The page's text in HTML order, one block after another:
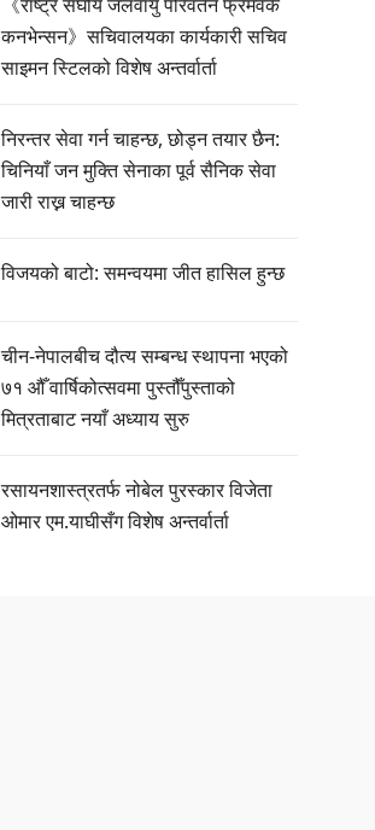
कनभेन्सन》सचिवालयका कार्यकारी सचिव
साइमन स्टिलको विशेष अन्तर्वार्ता
निरन्तर सेवा गर्न चाहन्छ, छोड्न तयार छैन:
चिनियाँ जन मुक्ति सेनाका पूर्व सैनिक सेवा
जारी राख्न चाहन्छ
विजयको बाटो: समन्वयमा जीत हासिल हुन्छ
चीन-नेपालबीच दौत्य सम्बन्ध स्थापना भएको
७१ औँ वार्षिकोत्सवमा पुस्तौँपुस्ताको
मित्रताबाट नयाँ अध्याय सुरु
रसायनशास्त्रतर्फ नोबेल पुरस्कार विजेता
ओमार एम.याघीसँग विशेष अन्तर्वार्ता